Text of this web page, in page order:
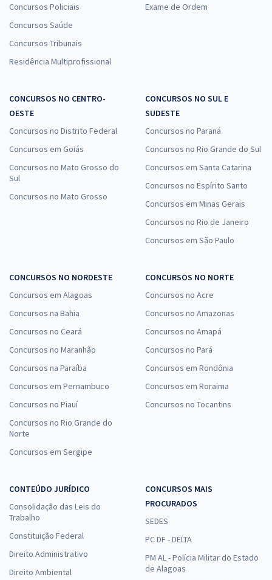
Concursos Policiais
Concursos Saúde
Concursos Tribunais
Residência Multiprofissional
Exame de Ordem
CONCURSOS NO CENTRO-
OESTE
Concursos no Distrito Federal
Concursos em Goiás
Concursos no Mato Grosso do
Sul
Concursos no Mato Grosso
CONCURSOS NO SUL E
SUDESTE
Concursos no Paraná
Concursos no Rio Grande do Sul
Concursos em Santa Catarina
Concursos no Espírito Santo
Concursos em Minas Gerais
Concursos no Rio de Janeiro
Concursos em São Paulo
CONCURSOS NO NORDESTE
Concursos em Alagoas
Concursos na Bahia
Concursos no Ceará
Concursos no Maranhão
Concursos na Paraíba
Concursos em Pernambuco
Concursos no Piauí
Concursos no Rio Grande do
Norte
Concursos em Sergipe
CONCURSOS NO NORTE
Concursos no Acre
Concursos no Amazonas
Concursos no Amapá
Concursos no Pará
Concursos em Rondônia
Concursos em Roraima
Concursos no Tocantins
CONTEÚDO JURÍDICO
Consolidação das Leis do
Trabalho
Constituição Federal
Direito Administrativo
Direito Ambiental
CONCURSOS MAIS
PROCURADOS
SEDES
PC DF - DELTA
PM AL - Polícia Militar do Estado
de Alagoas